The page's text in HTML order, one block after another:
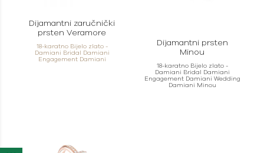
Dijamantni zaručnički
prsten Veramore
18-karatno Bijelo zlato -
Damiani Bridal Damiani
Engagement Damiani
Dijamantni prsten
Minou
18-karatno Bijelo zlato -
Damiani Bridal Damiani
Engagement Damiani Wedding
Damiani Minou